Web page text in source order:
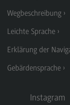
Maschinenbau
(External
Wegbeschreibung
Leichte Sprache
Erklärung der
Gebärdensprache
Instagram